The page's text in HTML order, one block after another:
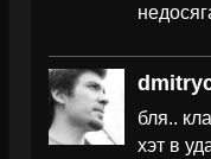
бля..
хэт в